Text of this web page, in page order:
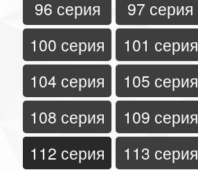
96 серия
97 серия
100 серия
101 серия
104 серия
105 серия
108 серия
109 серия
112 серия
113 серия